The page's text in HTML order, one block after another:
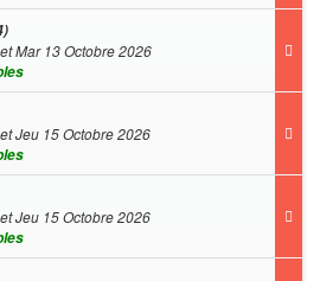
Mar 13 Octobre 2026
Jeu 15 Octobre 2026
Jeu 15 Octobre 2026